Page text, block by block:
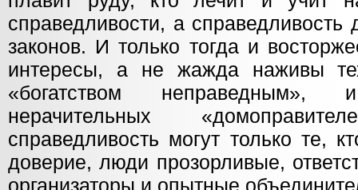
справедливости, а
законов. И только тогда и
интересы, а не жажда наживы
«богатством
нерачительных
справедливость могут только те,
доверие, люди прозорливые,
организаторы и опытные